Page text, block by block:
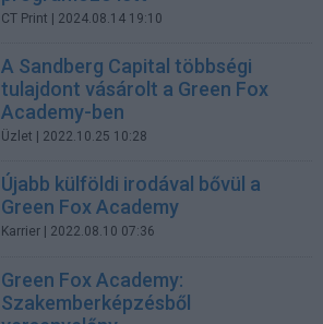
CT Print | 2024.08.14 19:10
A Sandberg Capital többségi
tulajdont vásárolt a Green Fox
Academy-ben
Üzlet | 2022.10.25 10:28
Újabb külföldi irodával bővül a
Green Fox Academy
Karrier | 2022.08.10 07:36
Green Fox Academy:
Szakemberképzésből